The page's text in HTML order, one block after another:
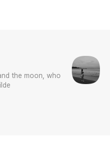
the moon, who